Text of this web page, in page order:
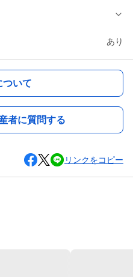
あり
ついて
者に質問する
リンクをコピー